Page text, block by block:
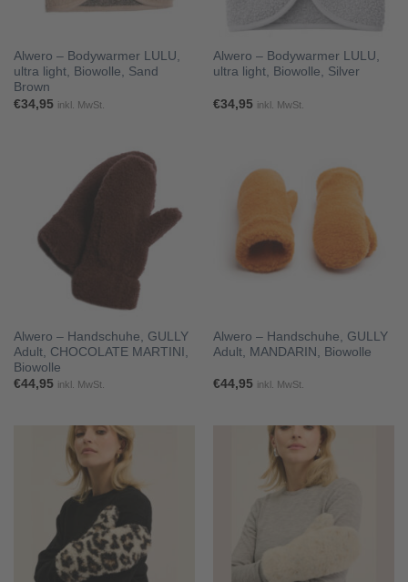
Alwero – Bodywarmer LULU,
ultra light, Biowolle, Sand
Brown
€34,95 inkl. MwSt.
Alwero – Bodywarmer LULU,
ultra light, Biowolle, Silver
€34,95 inkl. MwSt.
Alwero – Handschuhe, GULLY
Adult, CHOCOLATE MARTINI,
Biowolle
€44,95 inkl. MwSt.
Alwero – Handschuhe, GULLY
Adult, MANDARIN, Biowolle
€44,95 inkl. MwSt.